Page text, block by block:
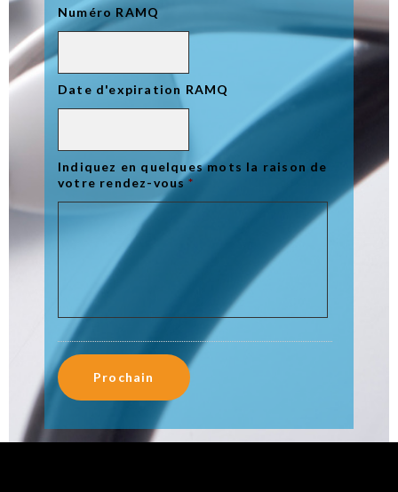
Numéro RAMQ
Date d'expiration RAMQ
Indiquez en quelques mots la raison de
votre rendez-vous *